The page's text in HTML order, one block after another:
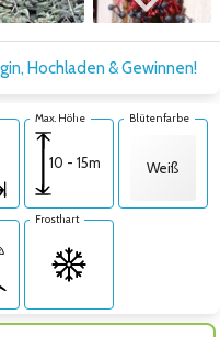
Zum nächsten Bild
Hochladen & Gewinnen!
Max. Höhe
10 - 15m
Blütenfarbe
Weiß
Frosthart